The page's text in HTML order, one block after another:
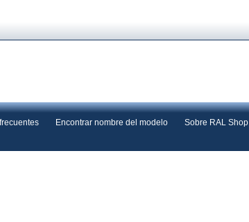
Encontrar nombre del modelo Sobre RAL Shop